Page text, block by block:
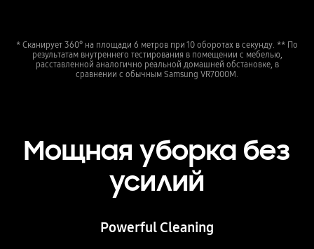
* Сканирует 360° на площади 6 метров при 10 оборотах в секунду. ** По
результатам внутреннего тестирования в помещении с мебелью,
расставленной аналогично реальной домашней обстановке, в
сравнении с обычным Samsung VR7000M.
Мощная уборка без
усилий
Powerful Cleaning